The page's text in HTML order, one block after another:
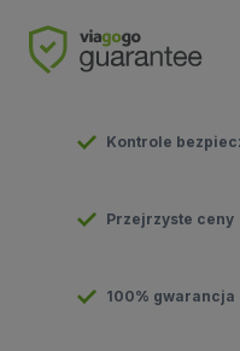
Kontrole
Przejrzyste ceny
100% gwarancja